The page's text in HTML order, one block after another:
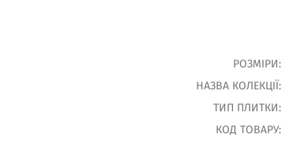
РОЗМІРИ:
НАЗВА КОЛЕКЦІЇ:
ТИП ПЛИТКИ:
КОД ТОВАРУ: